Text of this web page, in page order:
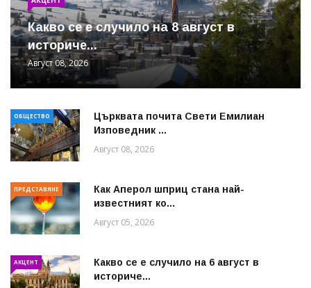
Какво се е случило на 8 август в
историче...
Август 08, 2026
ОБЩЕСТВО
Църквата почита Свeти Емилиан
Изповедник ...
Август 08, 2026
ПРЕДСТАВЯНЕ
Как Аперол шприц стана най-
известният ко...
Август 05, 2026
АКЦЕНТ
Какво се е случило на 6 август в
историче...